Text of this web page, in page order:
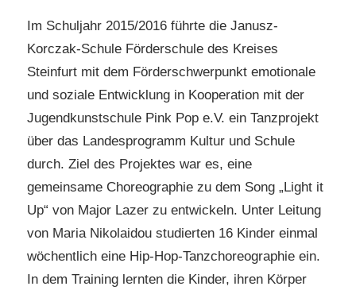
Im Schuljahr 2015/2016 führte die Janusz-
Korczak-Schule Förderschule des Kreises
Steinfurt mit dem Förderschwerpunkt emotionale
und soziale Entwicklung in Kooperation mit der
Jugendkunstschule Pink Pop e.V. ein Tanzprojekt
über das Landesprogramm Kultur und Schule
durch. Ziel des Projektes war es, eine
gemeinsame Choreographie zu dem Song „Light it
Up“ von Major Lazer zu entwickeln. Unter Leitung
von Maria Nikolaidou studierten 16 Kinder einmal
wöchentlich eine Hip-Hop-Tanzchoreographie ein.
In dem Training lernten die Kinder, ihren Körper